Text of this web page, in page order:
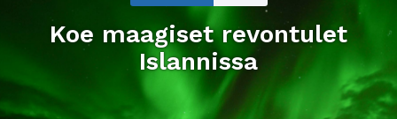
Koe maagiset revontulet
Islannissa